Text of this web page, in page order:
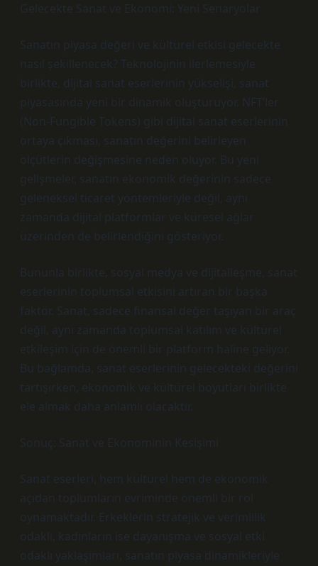
Gelecekte Sanat ve Ekonomi: Yeni Senaryolar
Sanatın piyasa değeri ve kültürel etkisi gelecekte
nasıl şekillenecek? Teknolojinin ilerlemesiyle
birlikte, dijital sanat eserlerinin yükselişi, sanat
piyasasında yeni bir dinamik oluşturuyor. NFT’ler
(Non-Fungible Tokens) gibi dijital sanat eserlerinin
ortaya çıkması, sanatın değerini belirleyen
ölçütlerin değişmesine neden oluyor. Bu yeni
gelişmeler, sanatın ekonomik değerinin sadece
geleneksel ticaret yöntemleriyle değil, aynı
zamanda dijital platformlar ve küresel ağlar
üzerinden de belirlendiğini gösteriyor.
Bununla birlikte, sosyal medya ve dijitalleşme, sanat
eserlerinin toplumsal etkisini artıran bir başka
faktör. Sanat, sadece finansal değer taşıyan bir araç
değil, aynı zamanda toplumsal katılım ve kültürel
etkileşim için de önemli bir platform haline geliyor.
Bu bağlamda, sanat eserlerinin gelecekteki değerini
tartışırken, ekonomik ve kültürel boyutları birlikte
ele almak daha anlamlı olacaktır.
Sonuç: Sanat ve Ekonominin Kesişimi
Sanat eserleri, hem kültürel hem de ekonomik
açıdan toplumların evriminde önemli bir rol
oynamaktadır. Erkeklerin stratejik ve verimlilik
odaklı, kadınların ise dayanışma ve sosyal etki
odaklı yaklaşımları, sanatın piyasa dinamikleriyle